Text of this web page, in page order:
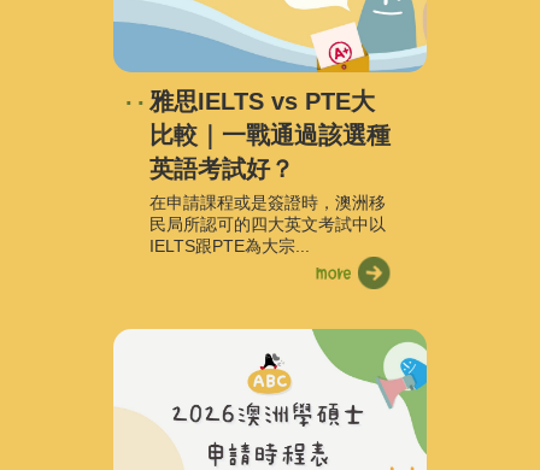
雅思IELTS vs PTE大
比較｜一戰通過該選種
英語考試好？
在申請課程或是簽證時，澳洲移
民局所認可的四大英文考試中以
IELTS跟PTE為大宗...